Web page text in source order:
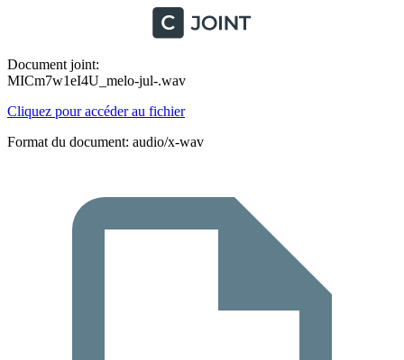
Document joint:
MICm7w1eI4U_melo-jul-.wav
Cliquez pour accéder au fichier
Format du document: audio/x-wav